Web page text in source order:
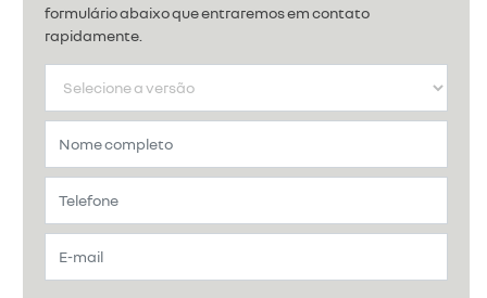
formulário abaixo que entraremos em contato
rapidamente.